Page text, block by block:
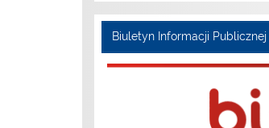
Biuletyn Informacji Publicznej